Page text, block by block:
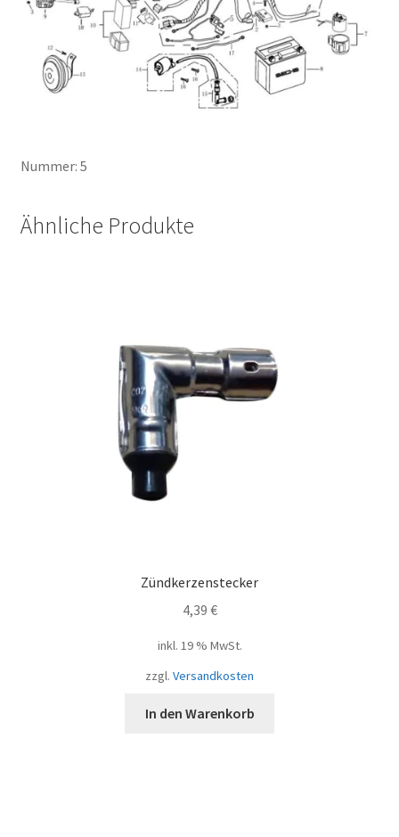
Nummer: 5
Ähnliche Produkte
Zündkerzenstecker
4,39 €
inkl. 19 % MwSt.
zzgl. Versandkosten
In den Warenkorb